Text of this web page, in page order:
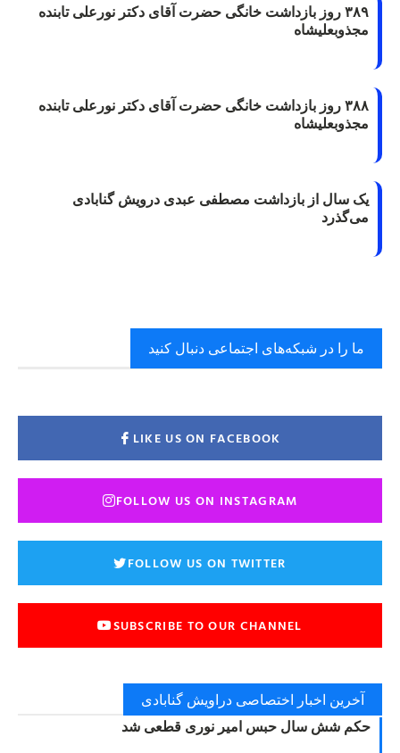
۳۸۹ روز بازداشت خانگی حضرت آقای دکتر نورعلی تابنده
مجذوبعلیشاه
۳۸۸ روز بازداشت خانگی حضرت آقای دکتر نورعلی تابنده
مجذوبعلیشاه
یک سال از بازداشت مصطفی عبدی درویش گنابادی
می‌گذرد
ما را در شبکه‌های اجتماعی دنبال کنید
LIKE US ON FACEBOOK
FOLLOW US ON INSTAGRAM
FOLLOW US ON TWITTER
SUBSCRIBE TO OUR CHANNEL
آخرین اخبار اختصاصی دراویش گنابادی
حکم شش سال حبس امیر نوری قطعی شد